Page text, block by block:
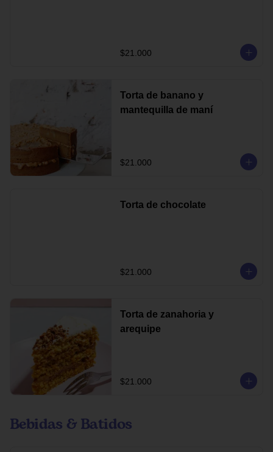
$21.000
Torta de banano y
mantequilla de maní
$21.000
Torta de chocolate
$21.000
Torta de zanahoria y
arequipe
$21.000
Bebidas & Batidos